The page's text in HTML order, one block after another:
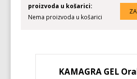
proizvoda u košarici:
Nema proizvoda u košarici
KAMAGRA GEL